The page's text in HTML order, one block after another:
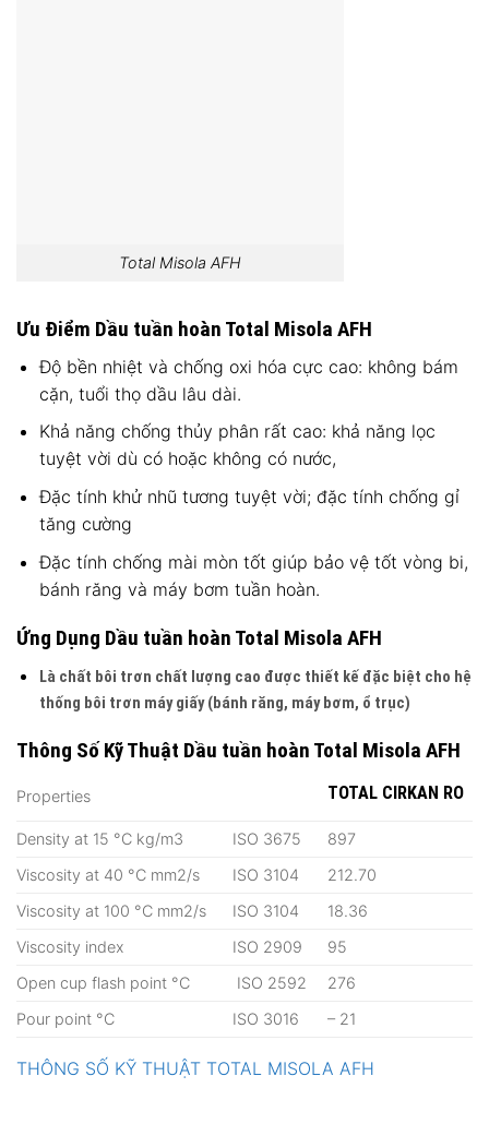
Total Misola AFH
Ưu Điểm Dầu tuần hoàn Total Misola AFH
Độ bền nhiệt và chống oxi hóa cực cao: không bám
cặn, tuổi thọ dầu lâu dài.
Khả năng chống thủy phân rất cao: khả năng lọc
tuyệt vời dù có hoặc không có nước,
Đặc tính khử nhũ tương tuyệt vời; đặc tính chống gỉ
tăng cường
Đặc tính chống mài mòn tốt giúp bảo vệ tốt vòng bi,
bánh răng và máy bơm tuần hoàn.
Ứng Dụng Dầu tuần hoàn Total Misola AFH
Là chất bôi trơn chất lượng cao được thiết kế đặc biệt cho hệ
thống bôi trơn máy giấy (bánh răng, máy bơm, ổ trục)
Thông Số Kỹ Thuật Dầu tuần hoàn Total Misola AFH
Properties TOTAL CIRKAN RO
Density at 15 °C kg/m3 ISO 3675
897
Viscosity at 40 °C mm2/s
ISO 3104
212.70
Viscosity at 100 °C mm2/s
ISO 3104
18.36
Viscosity index
ISO 2909
95
Open cup flash point °C
ISO 2592
276
Pour point °C
ISO 3016 – 21
THÔNG SỐ KỸ THUẬT TOTAL MISOLA AFH